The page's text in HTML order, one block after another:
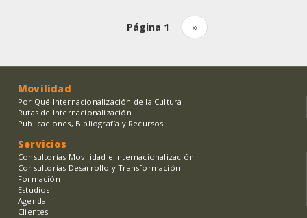
Página 1
Siguiente
página
››
Movilidad
Por Qué Internacionalización de la Cultura
Rutas de Internacionalización
Publicaciones, Bibliografía y Recursos
Servicios
Consultorías Movilidad e Internacionalización
Consultorías Desarrollo y Transformación
Formación
Estudios
Agenda
Clientes